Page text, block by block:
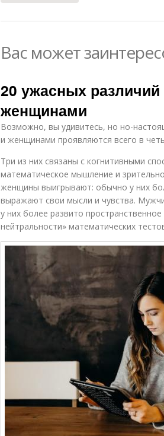
Вас может
20 ужасных
женщинами
Возможно, вы удивитесь, но но-
и женщинами проявляются всего в
Три из них связаны с когнитивными
математическое мышление и
женщины выигрывают: обычно у них
выражают свои мысли и чувства.
у них более развито
нейтральности» математических